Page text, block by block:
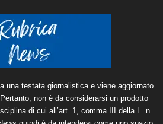
una testata giornalistica e viene aggiornato
non è da considerarsi un prodotto
di cui all’art. 1, comma III della L. n.